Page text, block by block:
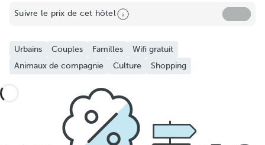
Suivre le prix de cet hôtel
Urbains Couples Familles
Wifi gratuit
Animaux de compagnie
Culture Shopping